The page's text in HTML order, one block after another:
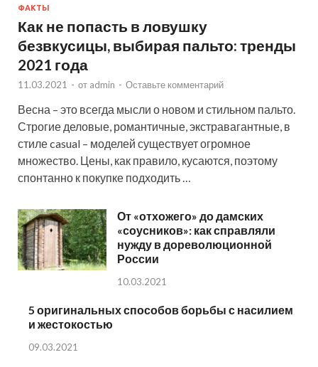
ФАКТЫ
Как не попасть в ловушку
безвкусицы, выбирая пальто: тренды
2021 года
11.03.2021 - от admin - Оставьте комментарий
Весна – это всегда мысли о новом и стильном пальто.
Строгие деловые, романтичные, экстравагантные, в
стиле casual – моделей существует огромное
множество. Цены, как правило, кусаются, поэтому
спонтанно к покупке подходить …
От «отхожего» до дамских
«соусников»: как справляли
нужду в дореволюционной
России
10.03.2021
5 оригинальных способов борьбы с насилием
и жестокостью
09.03.2021